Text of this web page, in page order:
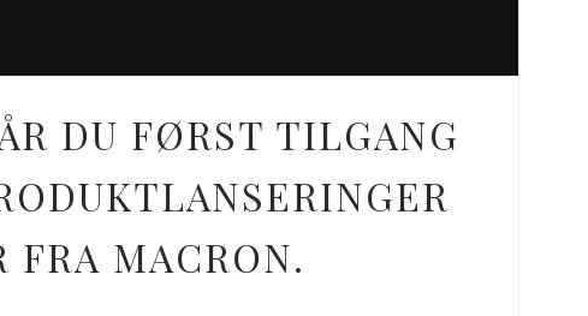
DU FØRST TILGANG
FRA MACRON.